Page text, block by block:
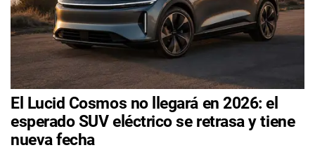
El Lucid Cosmos no llegará en 2026: el
esperado SUV eléctrico se retrasa y tiene
nueva fecha